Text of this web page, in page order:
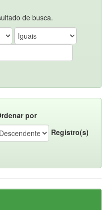
de busca.
por
Registro(s)